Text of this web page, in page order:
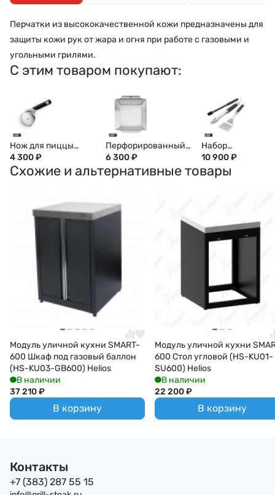
Перчатки из высококачественной кожи предназначены для
защиты кожи рук от жара и огня при работе с газовыми и
угольными грилями.
С этим товаром покупают:
Нож для пиццы
WEBER, 6690
4 300₽
Перфорированный
противень для
гриля WEBER,
квадратный,
6 300₽
Набор
инструментов
гриля WEBER 3
предмета,
10 900₽
Схожие и альтернативные товары
Модуль уличной кухни SMART-
600 Шкаф под газовый баллон
(HS-KU03-GB600) Helios
В наличии
37 210₽
В корзину
Модуль уличной кухни
600 Стол угловой (HS-KU01-
SU600) Helios
В наличии
22 200₽
В корзину
Контакты
+7 (383) 287 55 15